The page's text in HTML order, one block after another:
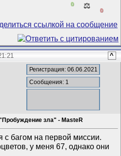
0 ⚖️
0
^
Регистрация: 06.06.2021
Сообщения: 1
зла" - MasteR
с багом на первой миссии.
у меня 67, однако они